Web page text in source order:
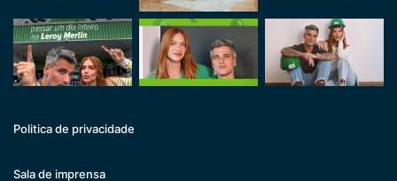
Politica de privacidade
Sala de imprensa